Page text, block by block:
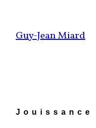
contenu
Guy-Jean Miard
Jouissance